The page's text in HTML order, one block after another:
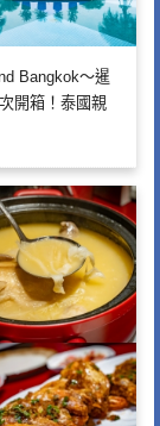
Bangkok～暹
開箱！泰國親